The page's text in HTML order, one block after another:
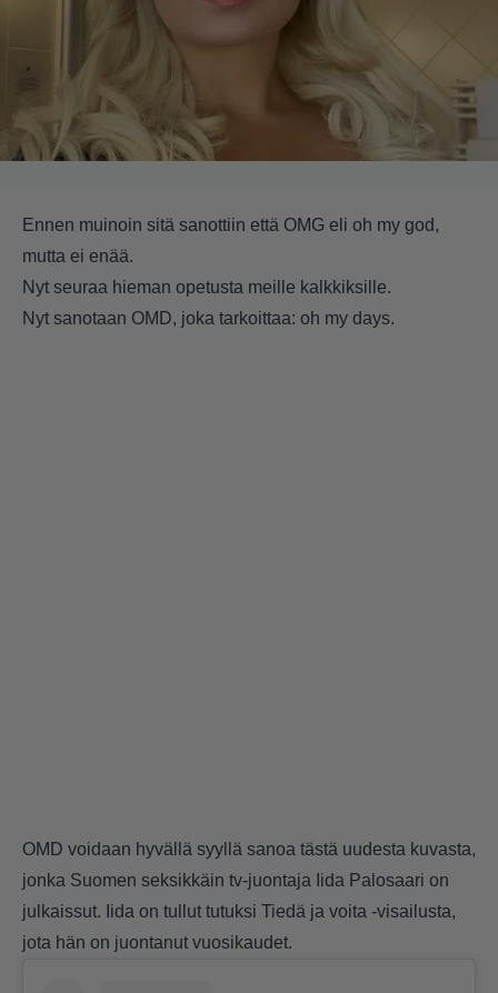
Ennen muinoin sitä sanottiin että OMG eli oh my god,
mutta ei enää.
Nyt seuraa hieman opetusta meille kalkkiksille.
Nyt sanotaan OMD, joka tarkoittaa: oh my days.
OMD voidaan hyvällä syyllä sanoa tästä uudesta kuvasta,
jonka Suomen seksikkäin tv-juontaja Iida Palosaari on
julkaissut. Iida on tullut tutuksi Tiedä ja voita -visailusta,
jota hän on juontanut vuosikaudet.